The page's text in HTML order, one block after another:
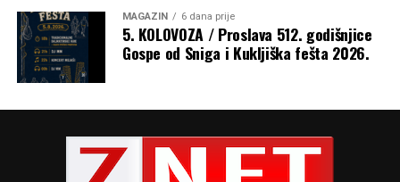
MAGAZIN 6 dana prije
5. KOLOVOZA / Proslava 512. godišnjice
Gospe od Sniga i Kukljiška fešta 2026.